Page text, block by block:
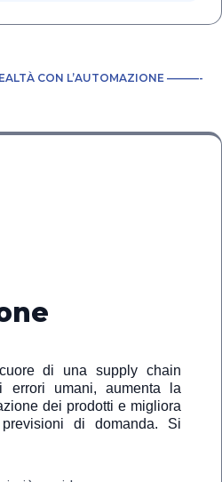
CON L’AUTOMAZIONE ———-
di una supply chain
errori umani, aumenta la
dei prodotti e migliora
di domanda. Si